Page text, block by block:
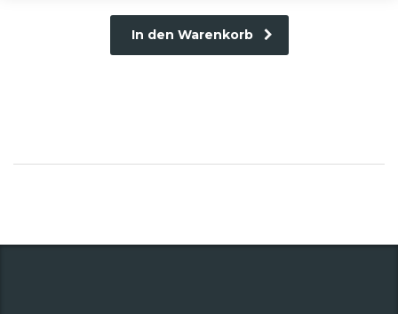
In den Warenkorb